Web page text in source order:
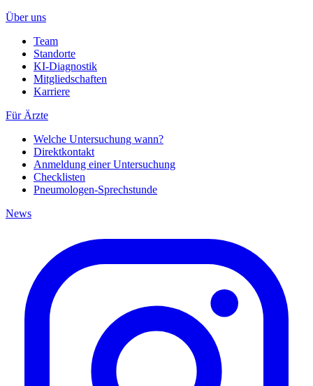
Über uns
Team
Standorte
KI-Diagnostik
Mitgliedschaften
Karriere
Für Ärzte
Welche Untersuchung wann?
Direktkontakt
Anmeldung einer Untersuchung
Checklisten
Pneumologen-Sprechstunde
News